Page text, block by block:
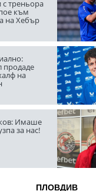
с треньора
към
на Хебър
продаде
на
Имаше
за нас!